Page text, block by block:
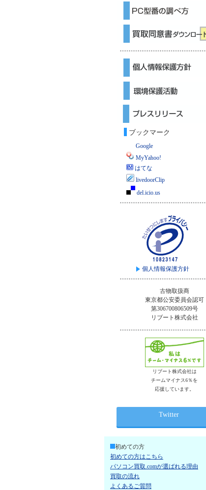
ブックマーク
Google
MyYahoo!
はてな
livedoorClip
del.icio.us
個人情報保護方針
古物取扱商
東京都公安委員会認可
第306700806509号
リブート株式会社
リブート株式会社は
チームマイナス6％を
応援しています。
Twitter
初めての方
初めての方はこちら
パソコン買取.comが選ばれる理由
買取の流れ
よくあるご質問